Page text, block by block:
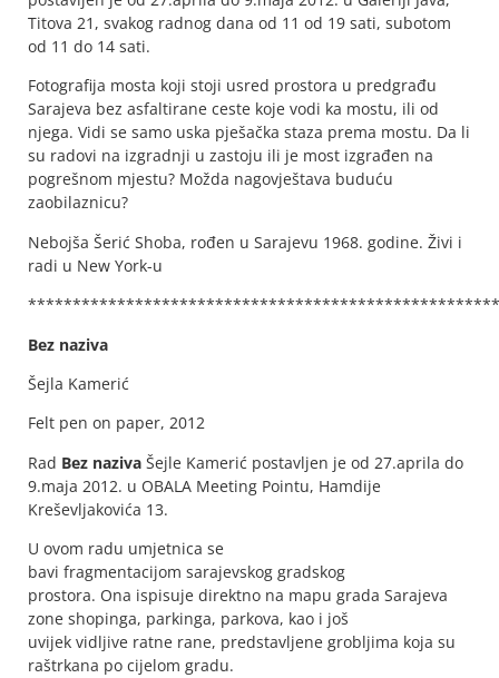
Titova 21, svakog radnog dana od 11 od 19 sati, subotom
od 11 do 14 sati.
Fotografija mosta koji stoji usred prostora u predgrađu
Sarajeva bez asfaltirane ceste koje vodi ka mostu, ili od
njega. Vidi se samo uska pješačka staza prema mostu. Da li
su radovi na izgradnji u zastoju ili je most izgrađen na
pogrešnom mjestu? Možda nagovještava buduću
zaobilaznicu?
Nebojša Šerić Shoba, rođen u Sarajevu 1968. godine. Živi i
radi u New York-u
Bez naziva
Šejla Kamerić
Felt pen on paper, 2012
Rad Bez naziva Šejle Kamerić postavljen je od 27.aprila do
9.maja 2012. u OBALA Meeting Pointu, Hamdije
Kreševljakovića 13.
U ovom radu umjetnica se
bavi fragmentacijom sarajevskog gradskog
prostora. Ona ispisuje direktno na mapu grada Sarajeva
zone shopinga, parkinga, parkova, kao i još
uvijek vidljive ratne rane, predstavljene grobljima koja su
raštrkana po cijelom gradu.